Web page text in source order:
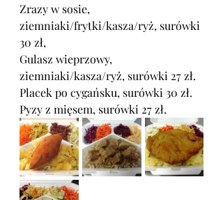
Zrazy w sosie,
ziemniaki/frytki/kasza/ryż, surówki
30 zł,
Gulasz wieprzowy,
ziemniaki/kasza/ryż, surówki 27 zł.
Placek po cygańsku, surówki 30 zł.
Pyzy z mięsem, surówki 27 zł.